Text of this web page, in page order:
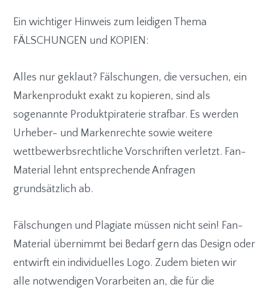
Ein wichtiger Hinweis zum leidigen Thema
FÄLSCHUNGEN und KOPIEN:
Alles nur geklaut? Fälschungen, die versuchen, ein
Markenprodukt exakt zu kopieren, sind als
sogenannte Produktpiraterie strafbar. Es werden
Urheber- und Markenrechte sowie weitere
wettbewerbsrechtliche Vorschriften verletzt. Fan-
Material lehnt entsprechende Anfragen
grundsätzlich ab.
Fälschungen und Plagiate müssen nicht sein! Fan-
Material übernimmt bei Bedarf gern das Design oder
entwirft ein individuelles Logo. Zudem bieten wir
alle notwendigen Vorarbeiten an, die für die